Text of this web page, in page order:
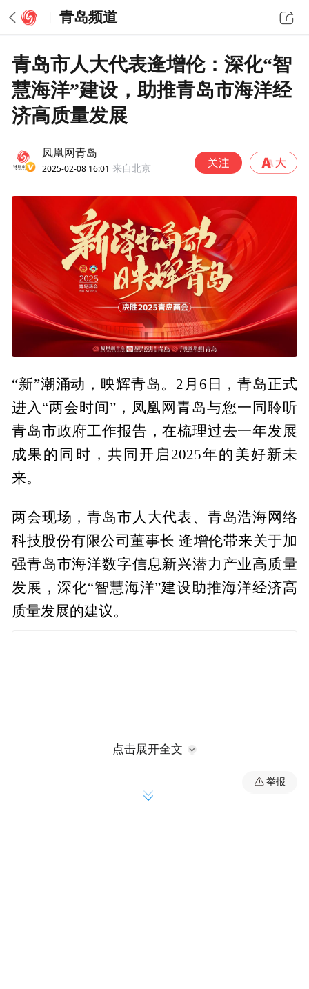
青岛频道
青岛市人大代表逄增伦：深化“智
慧海洋”建设，助推青岛市海洋经
济高质量发展
凤凰网青岛
2025-02-08 16:01 来自北京
“新”潮涌动，映辉青岛。2月6日，青岛正式
进入“两会时间”，凤凰网青岛与您一同聆听
青岛市政府工作报告，在梳理过去一年发展
成果的同时，共同开启2025年的美好新未
来。
两会现场，青岛市人大代表、青岛浩海网络
科技股份有限公司董事长 逄增伦带来关于加
强青岛市海洋数字信息新兴潜力产业高质量
发展，深化“智慧海洋”建设助推海洋经济高
质量发展的建议。
点击展开全文
举报